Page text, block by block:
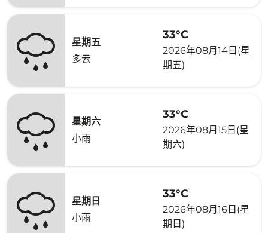
星期五
多云
33°C
2026年08月14日(星
期五)
星期六
小雨
33°C
2026年08月15日(星
期六)
星期日
小雨
33°C
2026年08月16日(星
期日)